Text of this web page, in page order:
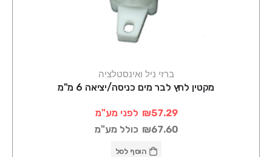
ברזי ניל ואינסטלציה
מקטין לחץ לבר מים כניסה/יציאה 6 מ"מ
₪57.29 לפני מע"מ
₪67.60 כולל מע"מ
הוסף לסל